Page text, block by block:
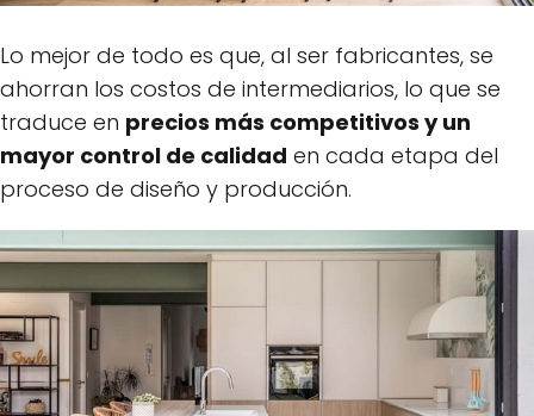
Lo mejor de todo es que, al ser fabricantes, se
ahorran los costos de intermediarios, lo que se
traduce en precios más competitivos y un
mayor control de calidad en cada etapa del
proceso de diseño y producción.